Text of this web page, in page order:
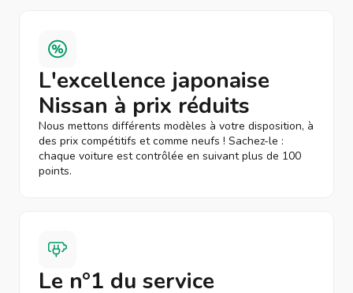
L'excellence japonaise
Nissan à prix réduits
Nous mettons différents modèles à votre disposition, à
des prix compétitifs et comme neufs ! Sachez-le :
chaque voiture est contrôlée en suivant plus de 100
points.
Le n°1 du service